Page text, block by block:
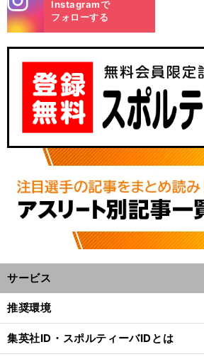
m
Instagramで
フォローする
サービス
推奨環境
集英社ID・スポルティーバIDとは